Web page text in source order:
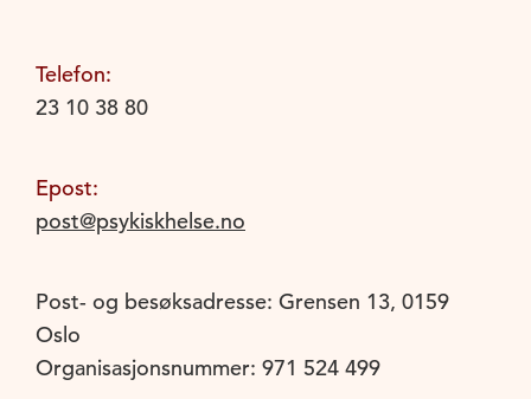
Telefon:
23 10 38 80
Epost:
post@psykiskhelse.no
Post- og besøksadresse: Grensen 13, 0159
Oslo
Organisasjonsnummer: 971 524 499